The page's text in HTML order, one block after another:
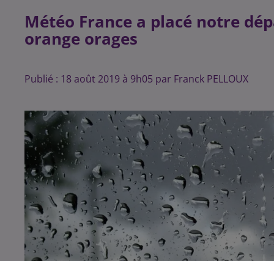
Météo France a placé notre
orange orages
Publié : 18 août 2019 à 9h05 par Franck PELLOUX